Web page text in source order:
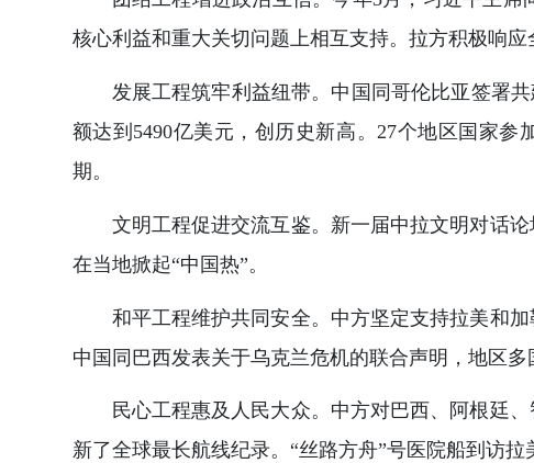
核心利益和重大关切问题上相互支持。拉方积极响应
发展工程筑牢利益纽带。中国同哥伦比亚签署
额达到5490亿美元，创历史新高。27个地区国家
期。
文明工程促进交流互鉴。新一届中拉文明对话
在当地掀起“中国热”。
和平工程维护共同安全。中方坚定支持拉美和
中国同巴西发表关于乌克兰危机的联合声明，地区
民心工程惠及人民大众。中方对巴西、阿根廷
新了全球最长航线纪录。“丝路方舟”号医院船到访